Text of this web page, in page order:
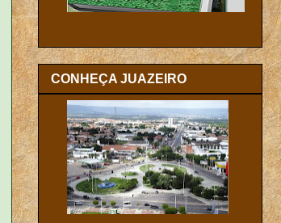
CONHEÇA JUAZEIRO